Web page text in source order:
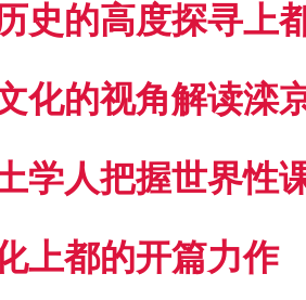
史的高度探寻上
化的视角解读滦
学人把握世界性
上都的开篇力作